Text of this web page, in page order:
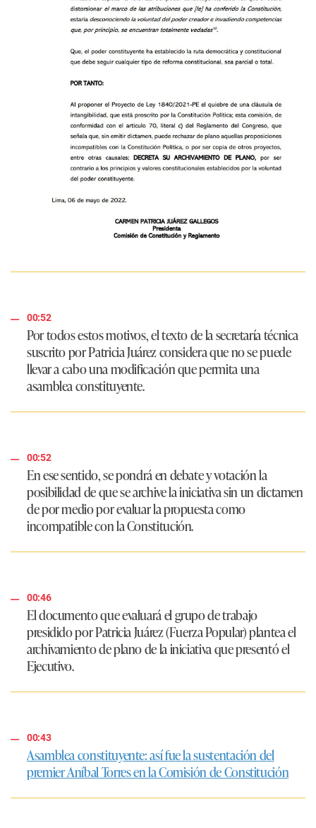
00:52
Por todos estos motivos, el texto de la secretaría técnica
suscrito por Patricia Juárez considera que no se puede
llevar a cabo una modificación que permita una
asamblea constituyente.
00:52
En ese sentido, se pondrá en debate y votación la
posibilidad de que se archive la iniciativa sin un dictamen
de por medio por evaluar la propuesta como
incompatible con la Constitución.
00:46
El documento que evaluará el grupo de trabajo
presidido por Patricia Juárez (Fuerza Popular) plantea el
archivamiento de plano de la iniciativa que presentó el
Ejecutivo.
00:43
Asamblea constituyente: así fue la sustentación del
premier Aníbal Torres en la Comisión de Constitución